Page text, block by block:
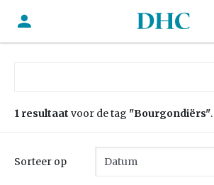
1 resultaat voor de tag "Bourgondiërs".
Sorteer op